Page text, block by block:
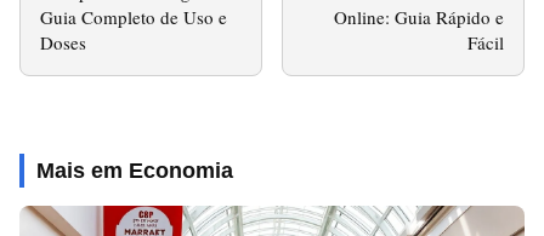
Guia Completo de Uso e
Doses
Online: Guia Rápido e
Fácil
Mais em Economia